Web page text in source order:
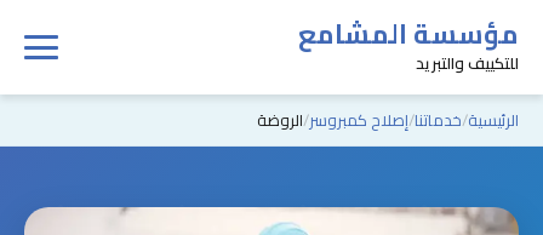
مؤسسة المشامع
للتكييف والتبريد
الرئيسية خدماتنا إصلاح كمبروسر الروضة